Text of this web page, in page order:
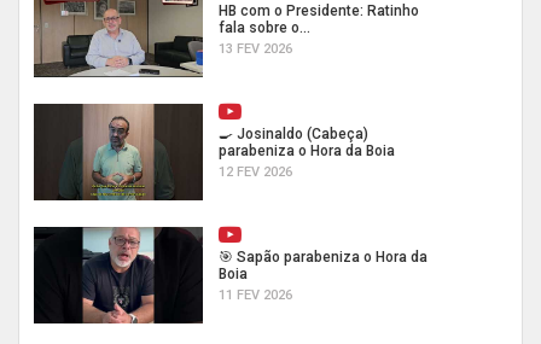
HB com o Presidente: Ratinho
fala sobre o...
13 FEV 2026
🍳 Josinaldo (Cabeça)
parabeniza o Hora da Boia
12 FEV 2026
🎯 Sapão parabeniza o Hora da
Boia
11 FEV 2026